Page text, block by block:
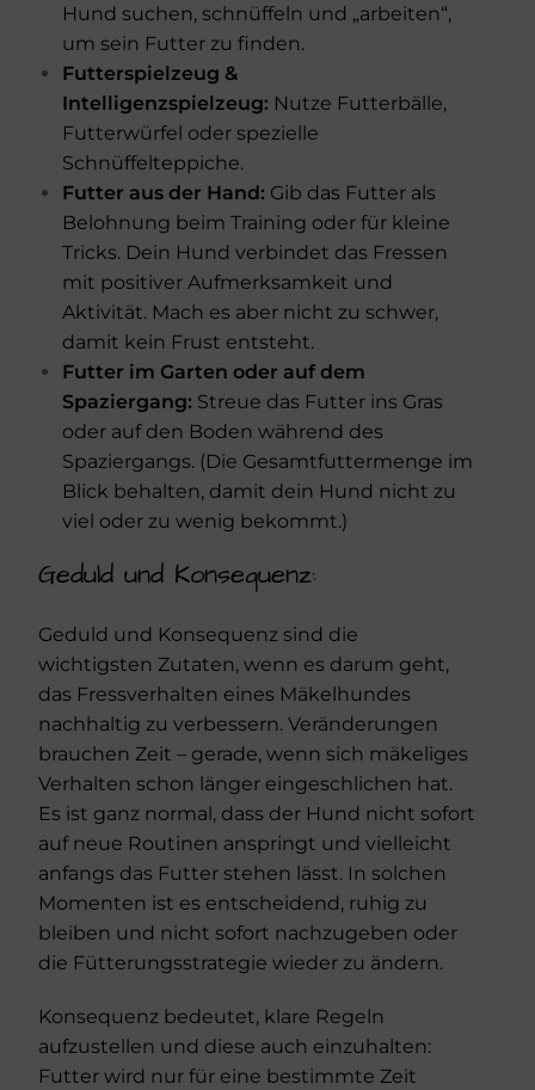
Hund suchen, schnüffeln und „arbeiten“,
um sein Futter zu finden.
Futterspielzeug &
Intelligenzspielzeug: Nutze Futterbälle,
Futterwürfel oder spezielle
Schnüffelteppiche.
Futter aus der Hand: Gib das Futter als
Belohnung beim Training oder für kleine
Tricks. Dein Hund verbindet das Fressen
mit positiver Aufmerksamkeit und
Aktivität. Mach es aber nicht zu schwer,
damit kein Frust entsteht.
Futter im Garten oder auf dem
Spaziergang: Streue das Futter ins Gras
oder auf den Boden während des
Spaziergangs. (Die Gesamtfuttermenge im
Blick behalten, damit dein Hund nicht zu
viel oder zu wenig bekommt.)
Geduld und Konsequenz:
Geduld und Konsequenz sind die
wichtigsten Zutaten, wenn es darum geht,
das Fressverhalten eines Mäkelhundes
nachhaltig zu verbessern. Veränderungen
brauchen Zeit – gerade, wenn sich mäkeliges
Verhalten schon länger eingeschlichen hat.
Es ist ganz normal, dass der Hund nicht sofort
auf neue Routinen anspringt und vielleicht
anfangs das Futter stehen lässt. In solchen
Momenten ist es entscheidend, ruhig zu
bleiben und nicht sofort nachzugeben oder
die Fütterungsstrategie wieder zu ändern.
Konsequenz bedeutet, klare Regeln
aufzustellen und diese auch einzuhalten:
Futter wird nur für eine bestimmte Zeit